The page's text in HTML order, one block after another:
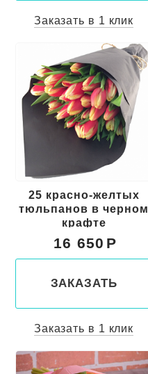
Заказать в 1 клик
25 красно-желтых
тюльпанов в черном
крафте
16 650
ЗАКАЗАТЬ
Заказать в 1 клик